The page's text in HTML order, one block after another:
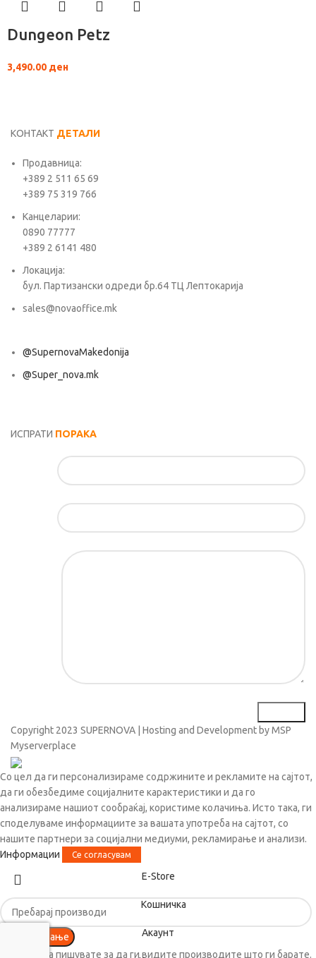
Dungeon Petz
3,490.00 ден
КОНТАКТ ДЕТАЛИ
Продавница:
+389 2 511 65 69
+389 75 319 766
Канцеларии:
0890 77777
+389 2 6141 480
Локација:
бул. Партизански одреди бр.64 ТЦ Лептокарија
sales@novaoffice.mk
@SupernovaMakedonija
@Super_nova.mk
ИСПРАТИ ПОРАКА
Copyright 2023 SUPERNOVA | Hosting and Development by MSP
Myserverplace
Со цел да ги персонализираме содржините и рекламите на сајтот,
да ги обезбедиме социјалните карактеристики и да го
анализираме нашиот сообраќај, користиме колачиња. Исто така, ги
споделуваме информациите за вашата употреба на сајтот, со
нашите партнери за социјални медиуми, рекламирање и анализи.
Информации
Се согласувам
Пребарување
Почнете да пишувате за да ги видите производите што ги барате.
Е-Store
Кошничка
Акаунт